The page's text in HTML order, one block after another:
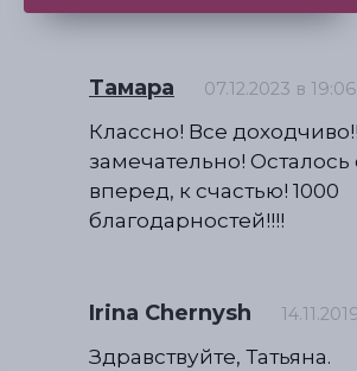
Тамара 07.12.2023 в 19:06
Классно! Все
замечательно!
вперед, к счастью! 1000
благодарностей!!!!
Irina Chernysh
Здравствуйте, Татьяна.